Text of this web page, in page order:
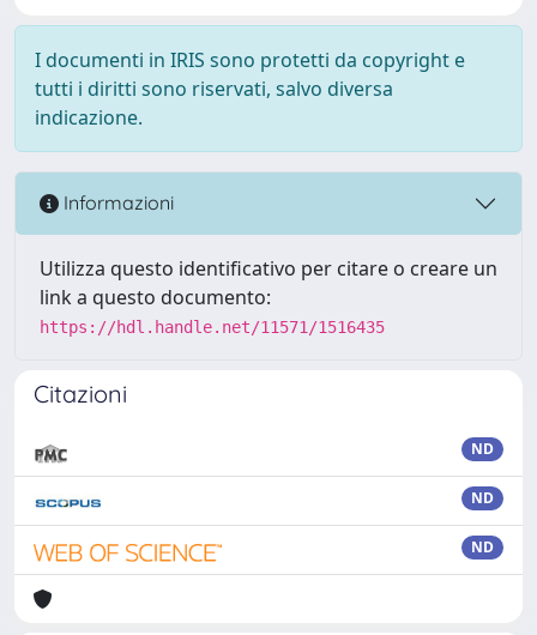
I documenti in IRIS sono protetti da copyright e
tutti i diritti sono riservati, salvo diversa
indicazione.
Informazioni
Utilizza questo identificativo per citare o creare un
link a questo documento:
https://hdl.handle.net/11571/1516435
Citazioni
ND
ND
ND